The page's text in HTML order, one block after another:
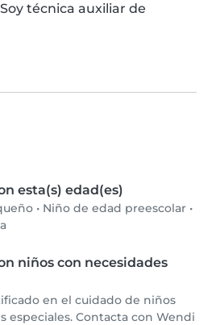
técnica auxiliar de
esta(s) edad(es)
• Niño de edad preescolar •
niños con necesidades
en el cuidado de niños
especiales. Contacta con Wendi